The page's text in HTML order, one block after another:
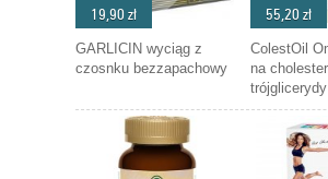
19,90 zł
GARLICIN wyciąg z
czosnku bezzapachowy
55,20 zł
ColestOil
na
trójglicerydy